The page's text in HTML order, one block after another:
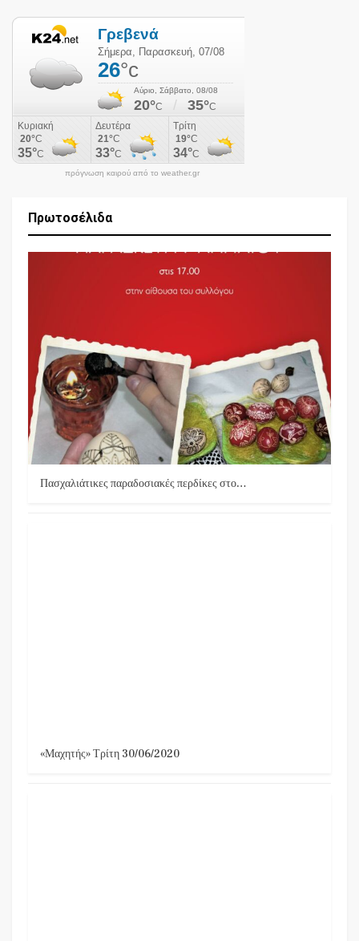
πρόγνωση καιρού από το weather.gr
Πρωτοσέλιδα
Πασχαλιάτικες παραδοσιακές περδίκες στο…
«Μαχητής» Τρίτη 30/06/2020